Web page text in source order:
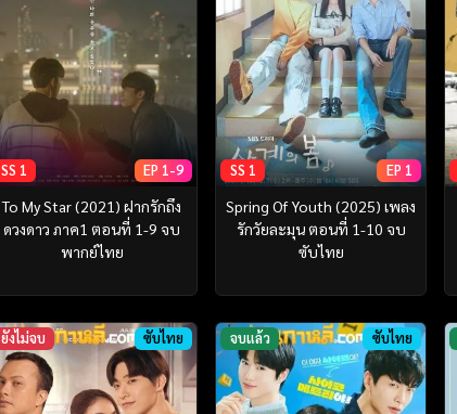
SS 1 EP 1-9
To My Star (2021) ฝากรักถึง
ดวงดาว ภาค1 ตอนที่ 1-9 จบ
พากย์ไทย
SS 1 EP 1
Spring Of Youth (2025) เพลง
รักวัยละมุน ตอนที่ 1-10 จบ
ซับไทย
ยังไม่จบ ซับไทย จบแล้ว ซับไทย